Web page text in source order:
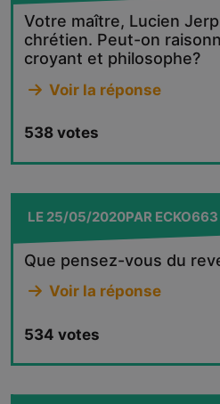
Votre maître, Lucien
chrétien. Peut-on
croyant et philosophe?
Voir la réponse
538 votes
LE 25/05/2020PAR ECKO663
Que pensez-vous du
Voir la réponse
534 votes